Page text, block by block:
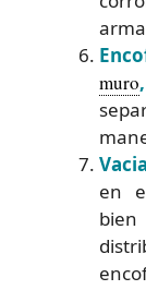
muro,
en